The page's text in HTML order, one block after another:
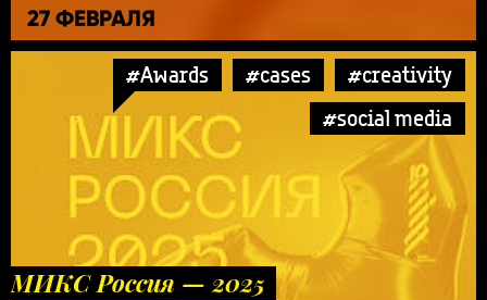
27 ФЕВРАЛЯ
#Awards #cases
#creativity
#social media
МИКС Россия — 2025